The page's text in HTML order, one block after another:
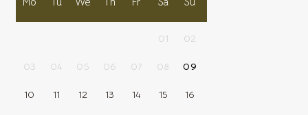
01 02
03 04 05 06 07 08 09
10 11 12 13 14 15 16